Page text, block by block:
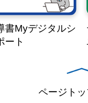
書Myデジタルシ
ート
ページト